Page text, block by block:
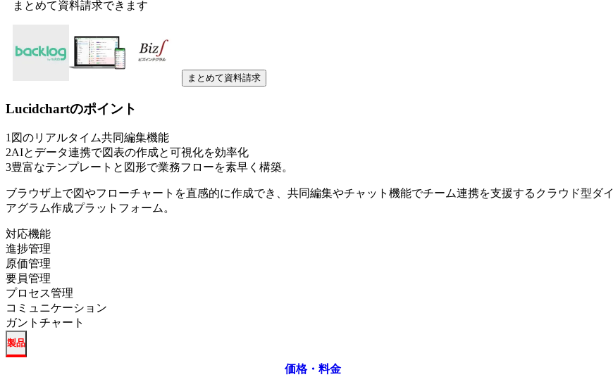
まとめて資料請求できます
まとめて資料請求
Lucidchartのポイント
1図のリアルタイム共同編集機能
2AIとデータ連携で図表の作成と可視化を効率化
3豊富なテンプレートと図形で業務フローを素早く構築。
ブラウザ上で図やフローチャートを直感的に作成でき、共同編集やチャット機能でチーム連携を支援するクラウド型ダイ
アグラム作成プラットフォーム。
対応機能
進捗管理
原価管理
要員管理
プロセス管理
コミュニケーション
ガントチャート
製品
価格・料金